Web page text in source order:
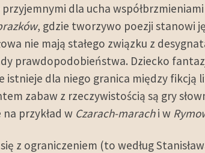
dla ucha
, gdzie tworzywo poezji stanowi
nie mają stałego związku z
prawdopodobieństwa. Dziecko
istnieje dla niego granica między fikcją
zabaw z rzeczywistością są gry
przykład w Czarach-marachi w
z ograniczeniem (to według